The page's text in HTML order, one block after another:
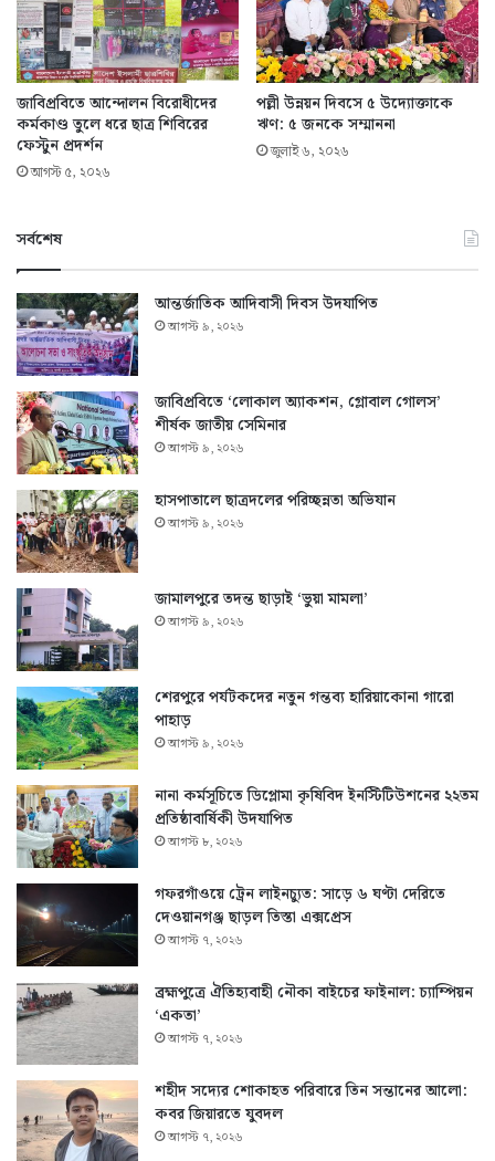
জাবিপ্রবিতে আন্দোলন বিরোধীদের
কর্মকাণ্ড তুলে ধরে ছাত্র শিবিরের
ফেস্টুন প্রদর্শন
আগস্ট ৫, ২০২৬
পল্লী উন্নয়ন দিবসে ৫ উদ্যোক্তাকে
ঋণ: ৫ জনকে সম্মাননা
জুলাই ৬, ২০২৬
সর্বশেষ
আন্তর্জাতিক আদিবাসী দিবস উদযাপিত
আগস্ট ৯, ২০২৬
জাবিপ্রবিতে ‘লোকাল অ্যাকশন, গ্লোবাল গোলস’
শীর্ষক জাতীয় সেমিনার
আগস্ট ৯, ২০২৬
হাসপাতালে ছাত্রদলের পরিচ্ছন্নতা অভিযান
আগস্ট ৯, ২০২৬
জামালপুরে তদন্ত ছাড়াই ‘ভুয়া মামলা’
আগস্ট ৯, ২০২৬
শেরপুরে পর্যটকদের নতুন গন্তব্য হারিয়াকোনা গারো
পাহাড়
আগস্ট ৯, ২০২৬
নানা কর্মসূচিতে ডিপ্লোমা কৃষিবিদ ইনস্টিটিউশনের ২২তম
প্রতিষ্ঠাবার্ষিকী উদযাপিত
আগস্ট ৮, ২০২৬
গফরগাঁওয়ে ট্রেন লাইনচ্যুত: সাড়ে ৬ ঘণ্টা দেরিতে
দেওয়ানগঞ্জ ছাড়ল তিস্তা এক্সপ্রেস
আগস্ট ৭, ২০২৬
ব্রহ্মপুত্রে ঐতিহ্যবাহী নৌকা বাইচের ফাইনাল: চ্যাম্পিয়ন
‘একতা’
আগস্ট ৭, ২০২৬
শহীদ সদ্যের শোকাহত পরিবারে তিন সন্তানের আলো:
কবর জিয়ারতে যুবদল
আগস্ট ৭, ২০২৬